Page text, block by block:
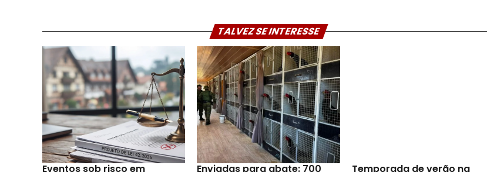
TALVEZ SE INTERESSE
Eventos sob risco em Enviadas para abate: 700 Temporada de verão na